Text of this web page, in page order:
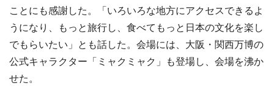
ことにも感謝した。「いろいろな地方にアクセスできるよ
うになり、もっと旅行し、食べてもっと日本の文化を楽し
でもらいたい」とも話した。会場には、大阪・関西万博の
公式キャラクター「ミャクミャク」も登場し、会場を沸か
せた。